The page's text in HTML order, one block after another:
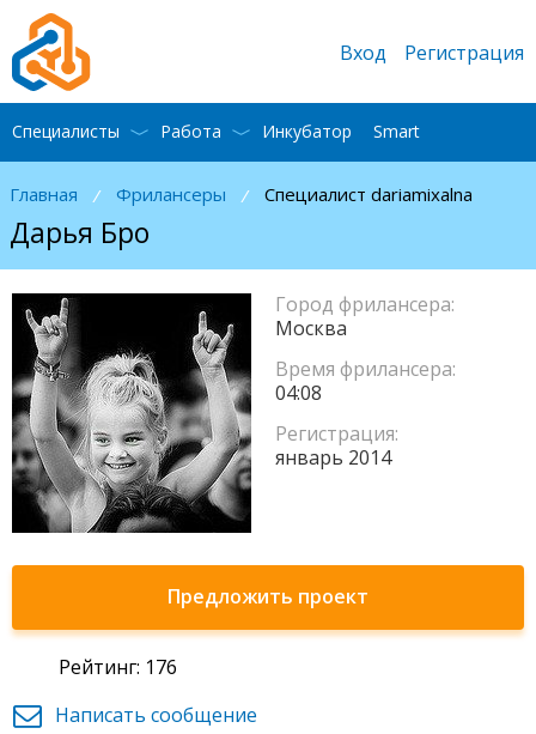
Главная / Фрилансеры / Специалист dariamixalna
Дарья Бро
Город фрилансера:
Москва
Время фрилансера:
04:08
Регистрация:
январь 2014
Предложить проект
Рейтинг: 176
Написать сообщение
Вход Регистрация
Специалисты Работа Инкубатор Smart